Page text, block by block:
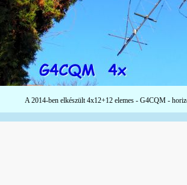
A 2014-ben elkészült 4x12+12 elemes - G4CQM -